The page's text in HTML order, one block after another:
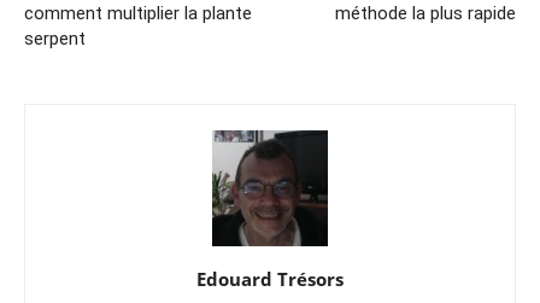
comment multiplier la plante
serpent
méthode la plus rapide
Edouard Trésors